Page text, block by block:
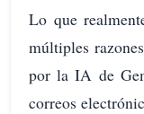
Lo que
múltiples
por la IA de
correos